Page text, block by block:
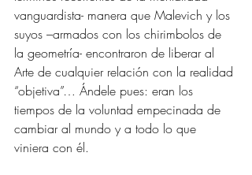
vanguardista- manera que Malevich y los
suyos –armados con los chirimbolos de
la geometría- encontraron de liberar al
Arte de cualquier relación con la realidad
“objetiva”… Ándele pues: eran los
tiempos de la voluntad empecinada de
cambiar al mundo y a todo lo que
viniera con él.